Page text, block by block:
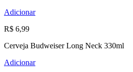
Adicionar
R$ 6,99
Cerveja Budweiser Long Neck 330ml
Adicionar